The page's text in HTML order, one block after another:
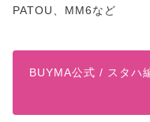
PATOU、MM6など
BUYMA公式 / スタハ